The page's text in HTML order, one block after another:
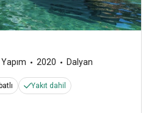
2020 Dalyan
Yakıt dahil